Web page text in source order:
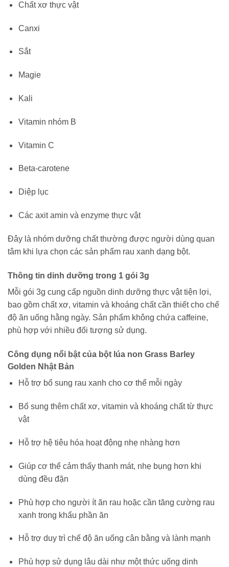
Chất xơ thực vật
Canxi
Sắt
Magie
Kali
Vitamin nhóm B
Vitamin C
Beta-carotene
Diệp lục
Các axit amin và enzyme thực vật
Đây là nhóm dưỡng chất thường được người dùng quan
tâm khi lựa chọn các sản phẩm rau xanh dạng bột.
Thông tin dinh dưỡng trong 1 gói 3g
Mỗi gói 3g cung cấp nguồn dinh dưỡng thực vật tiện lợi,
bao gồm chất xơ, vitamin và khoáng chất cần thiết cho chế
độ ăn uống hằng ngày. Sản phẩm không chứa caffeine,
phù hợp với nhiều đối tượng sử dụng.
Công dụng nổi bật của bột lúa non Grass Barley
Golden Nhật Bản
Hỗ trợ bổ sung rau xanh cho cơ thể mỗi ngày
Bổ sung thêm chất xơ, vitamin và khoáng chất từ thực
vật
Hỗ trợ hệ tiêu hóa hoạt động nhẹ nhàng hơn
Giúp cơ thể cảm thấy thanh mát, nhẹ bụng hơn khi
dùng đều đặn
Phù hợp cho người ít ăn rau hoặc cần tăng cường rau
xanh trong khẩu phần ăn
Hỗ trợ duy trì chế độ ăn uống cân bằng và lành mạnh
Phù hợp sử dụng lâu dài như một thức uống dinh